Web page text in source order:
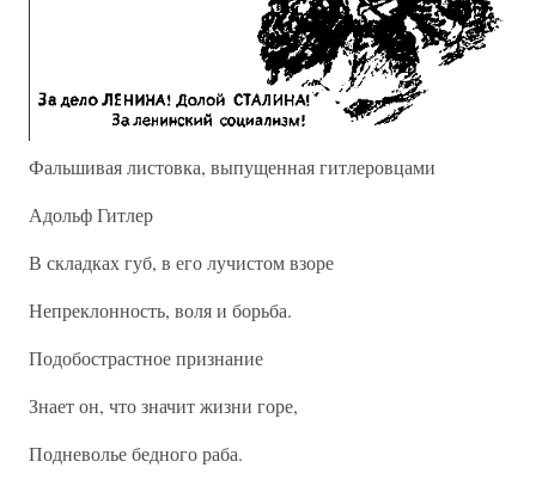
Фальшивая листовка, выпущенная гитлеровцами
Адольф Гитлер
В складках губ, в его лучистом взоре
Непреклонность, воля и борьба.
Подобострастное признание
Знает он, что значит жизни горе,
Подневолье бедного раба.